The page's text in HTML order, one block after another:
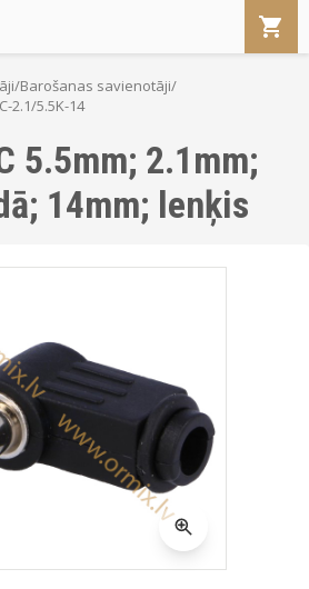
/Barošanas savienotāji/
2.1/5.5K-14
5.5mm; 2.1mm;
14mm; lenķis